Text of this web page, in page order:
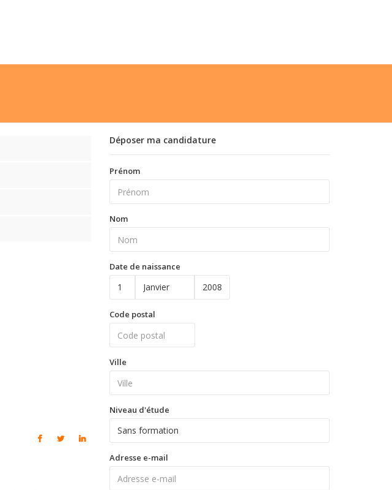
Déposer ma candidature
Prénom
Nom
Date de naissance
Code postal
Ville
Niveau d'étude
Adresse e-mail